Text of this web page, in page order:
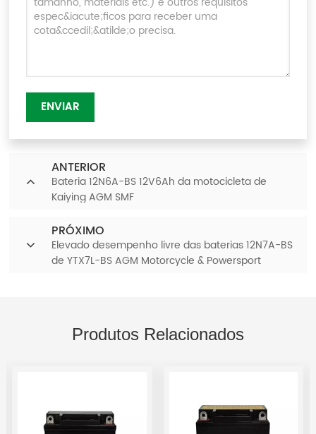
ENVIAR
ANTERIOR
Bateria 12N6A-BS 12V6Ah da motocicleta de
Kaiying AGM SMF
PRÓXIMO
Elevado desempenho livre das baterias 12N7A-BS
de YTX7L-BS AGM Motorcycle & Powersport
Produtos Relacionados